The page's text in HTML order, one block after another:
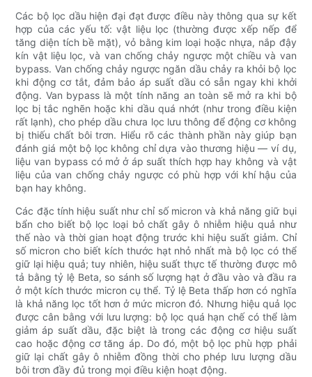
Các bộ lọc dầu hiện đại đạt được điều này thông qua sự kết
hợp của các yếu tố: vật liệu lọc (thường được xếp nếp để
tăng diện tích bề mặt), vỏ bằng kim loại hoặc nhựa, nắp đậy
kín vật liệu lọc, và van chống chảy ngược một chiều và van
bypass. Van chống chảy ngược ngăn dầu chảy ra khỏi bộ lọc
khi động cơ tắt, đảm bảo áp suất dầu có sẵn ngay khi khởi
động. Van bypass là một tính năng an toàn sẽ mở ra khi bộ
lọc bị tắc nghẽn hoặc khi dầu quá nhớt (như trong điều kiện
rất lạnh), cho phép dầu chưa lọc lưu thông để động cơ không
bị thiếu chất bôi trơn. Hiểu rõ các thành phần này giúp bạn
đánh giá một bộ lọc không chỉ dựa vào thương hiệu — ví dụ,
liệu van bypass có mở ở áp suất thích hợp hay không và vật
liệu của van chống chảy ngược có phù hợp với khí hậu của
bạn hay không.
Các đặc tính hiệu suất như chỉ số micron và khả năng giữ bụi
bẩn cho biết bộ lọc loại bỏ chất gây ô nhiễm hiệu quả như
thế nào và thời gian hoạt động trước khi hiệu suất giảm. Chỉ
số micron cho biết kích thước hạt nhỏ nhất mà bộ lọc có thể
giữ lại hiệu quả; tuy nhiên, hiệu suất thực tế thường được mô
tả bằng tỷ lệ Beta, so sánh số lượng hạt ở đầu vào và đầu ra
ở một kích thước micron cụ thể. Tỷ lệ Beta thấp hơn có nghĩa
là khả năng lọc tốt hơn ở mức micron đó. Nhưng hiệu quả lọc
được cân bằng với lưu lượng: bộ lọc quá hạn chế có thể làm
giảm áp suất dầu, đặc biệt là trong các động cơ hiệu suất
cao hoặc động cơ tăng áp. Do đó, một bộ lọc phù hợp phải
giữ lại chất gây ô nhiễm đồng thời cho phép lưu lượng dầu
bôi trơn đầy đủ trong mọi điều kiện hoạt động.